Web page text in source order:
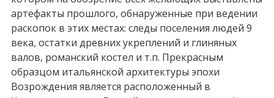
артефакты прошлого, обнаруженные при ведении
раскопок в этих местах: следы поселения людей 9
века, остатки древних укреплений и глиняных
валов, романский костел и т.п. Прекрасным
образцом итальянской архитектуры эпохи
Возрождения является расположенный в